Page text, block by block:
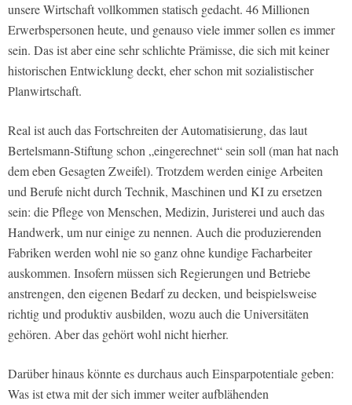
unsere Wirtschaft vollkommen statisch gedacht. 46 Millionen
Erwerbspersonen heute, und genauso viele immer sollen es immer
sein. Das ist aber eine sehr schlichte Prämisse, die sich mit keiner
historischen Entwicklung deckt, eher schon mit sozialistischer
Planwirtschaft.
Real ist auch das Fortschreiten der Automatisierung, das laut
Bertelsmann-Stiftung schon „eingerechnet“ sein soll (man hat nach
dem eben Gesagten Zweifel). Trotzdem werden einige Arbeiten
und Berufe nicht durch Technik, Maschinen und KI zu ersetzen
sein: die Pflege von Menschen, Medizin, Juristerei und auch das
Handwerk, um nur einige zu nennen. Auch die produzierenden
Fabriken werden wohl nie so ganz ohne kundige Facharbeiter
auskommen. Insofern müssen sich Regierungen und Betriebe
anstrengen, den eigenen Bedarf zu decken, und beispielsweise
richtig und produktiv ausbilden, wozu auch die Universitäten
gehören. Aber das gehört wohl nicht hierher.
Darüber hinaus könnte es durchaus auch Einsparpotentiale geben:
Was ist etwa mit der sich immer weiter aufblähenden